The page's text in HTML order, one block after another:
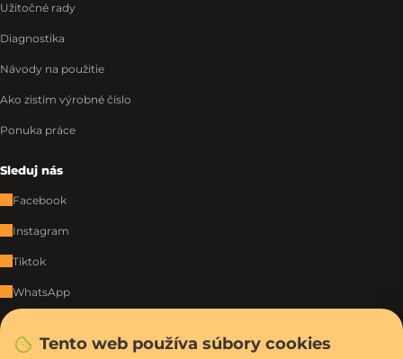
Tento web používa súbory cookies
Užitočné rady
Diagnostika
Návody na použitie
Ako zistím výrobné číslo
Ponuka práce
Sleduj nás
Facebook
Instagram
Tiktok
WhatsApp
Rýchla a bezpečná platba